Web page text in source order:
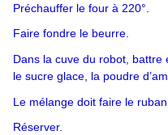
Préchauffer le four à 220°.
Faire fondre le beurre.
Dans la cuve du robot,
le sucre glace, la poudre
Le mélange doit faire le ruban
Réserver.